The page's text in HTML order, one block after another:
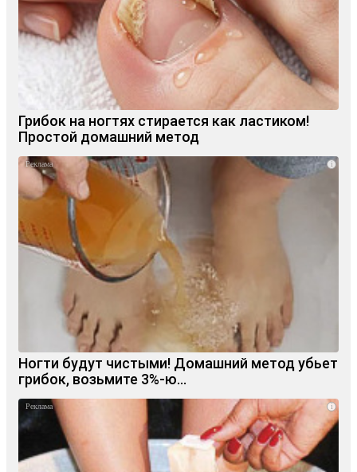
Грибок на ногтях стирается как ластиком!
Простой домашний метод
i
Ногти будут чистыми! Домашний метод убьет
грибок, возьмите 3%-ю…
i